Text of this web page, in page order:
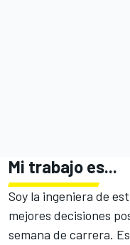
Mi trabajo es...
Soy la ingeniera de
mejores decisiones
semana de carrera.